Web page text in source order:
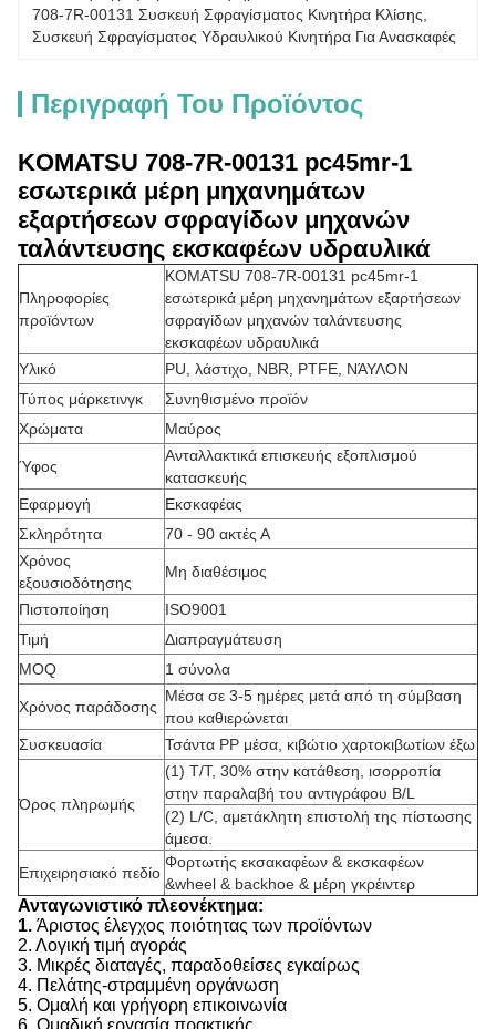
708-7R-00131 Συσκευή Σφραγίσματος Κινητήρα Κλίσης
Συσκευή Σφραγίσματος Υδραυλικού Κινητήρα Για Ανασκαφές
Περιγραφή Του Προϊόντος
KOMATSU 708-7R-00131 pc45mr-1
εσωτερικά μέρη μηχανημάτων
εξαρτήσεων σφραγίδων μηχανών
ταλάντευσης εκσκαφέων υδραυλικά
Πληροφορίες
προϊόντων
KOMATSU 708-7R-00131 pc45mr-1
εσωτερικά μέρη μηχανημάτων εξαρτήσεων
σφραγίδων μηχανών ταλάντευσης
εκσκαφέων υδραυλικά
Υλικό
PU, λάστιχο, NBR, PTFE, ΝΆΥΛΟΝ
Τύπος μάρκετινγκ
Συνηθισμένο προϊόν
Χρώματα
Μαύρος
Ύφος
Ανταλλακτικά επισκευής εξοπλισμού
κατασκευής
Εφαρμογή
Εκσκαφέας
Σκληρότητα
70 - 90 ακτές Α
Χρόνος
εξουσιοδότησης
Μη διαθέσιμος
Πιστοποίηση
ISO9001
Τιμή
Διαπραγμάτευση
MOQ
1 σύνολα
Χρόνος παράδοσης
Μέσα σε 3-5 ημέρες μετά από τη σύμβαση
που καθιερώνεται
Συσκευασία
Τσάντα PP μέσα, κιβώτιο χαρτοκιβωτίων έξω
Όρος πληρωμής
(1) T/T, 30% στην κατάθεση, ισορροπία
στην παραλαβή του αντιγράφου B/L
(2) L/C, αμετάκλητη επιστολή της πίστωσης
άμεσα.
Επιχειρησιακό πεδίο
Φορτωτής εκσακαφέων & εκσκαφέων
&wheel & backhoe & μέρη γκρέιντερ
Ανταγωνιστικό πλεονέκτημα:
1. Άριστος έλεγχος ποιότητας των προϊόντων
2. Λογική τιμή αγοράς
3. Μικρές διαταγές, παραδοθείσες εγκαίρως
4. Πελάτης-στραμμένη οργάνωση
5. Ομαλή και γρήγορη επικοινωνία
6. Ομαδική εργασία πρακτικής